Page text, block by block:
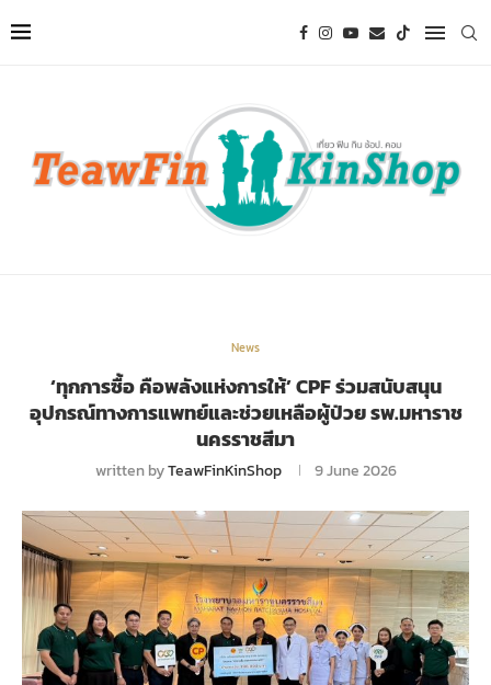
News
‘ทุกการซื้อ คือพลังแห่งการให้’ CPF ร่วมสนับสนุน
อุปกรณ์ทางการแพทย์และช่วยเหลือผู้ป่วย รพ.มหาราช
นครราชสีมา
written byTeawFinKinShop 9 June 2026